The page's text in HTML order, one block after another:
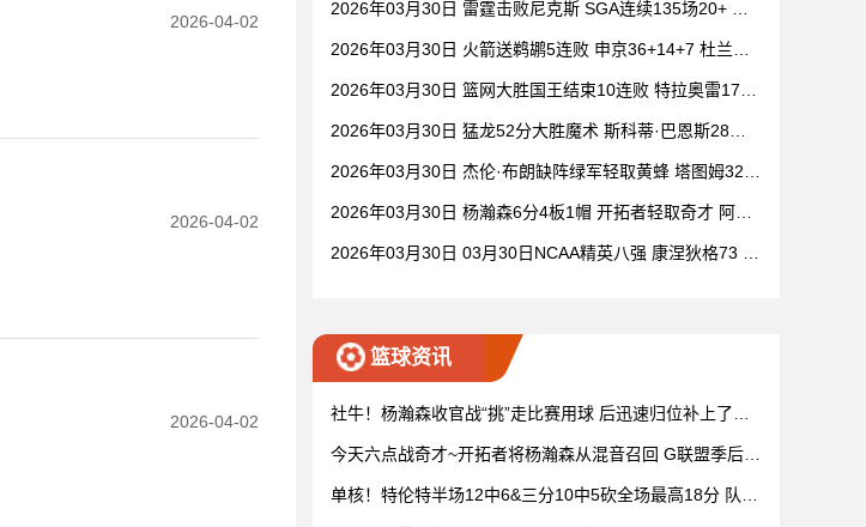
2026-04-02
2026-04-02
2026-04-02
2026年03月30日 雷霆击败尼克斯 SGA连续135场20+ 布
2026年03月30日 火箭送鹈鹕5连败 申京36+14+7 杜兰特2
2026年03月30日 篮网大胜国王结束10连败 特拉奥雷17+6
2026年03月30日 猛龙52分大胜魔术 斯科蒂·巴恩斯28分
2026年03月30日 杰伦·布朗缺阵绿军轻取黄蜂 塔图姆32+
2026年03月30日 杨瀚森6分4板1帽 开拓者轻取奇才 阿夫
2026年03月30日 03月30日NCAA精英八强 康涅狄格73 -
篮球资讯
社牛！杨瀚森收官战“挑”走比赛用球 后迅速归位补上了赛
今天六点战奇才~开拓者将杨瀚森从混音召回 G联盟季后赛
单核！特伦特半场12中6&三分10中5砍全场最高18分 队友